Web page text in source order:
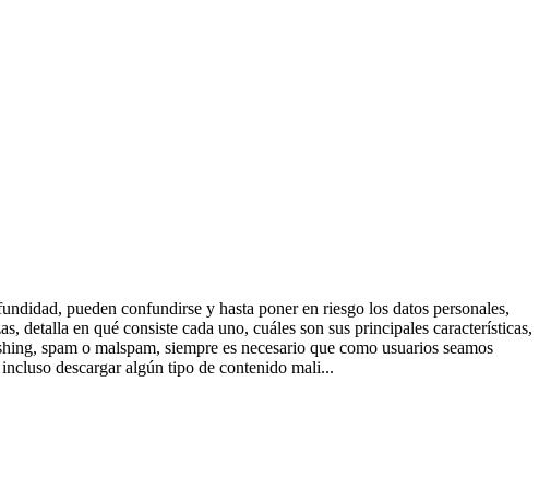
pueden confundirse y hasta poner en riesgo los datos personales,
en qué consiste cada uno, cuáles son sus principales características,
spam o malspam, siempre es necesario que como usuarios seamos
descargar algún tipo de contenido mali...